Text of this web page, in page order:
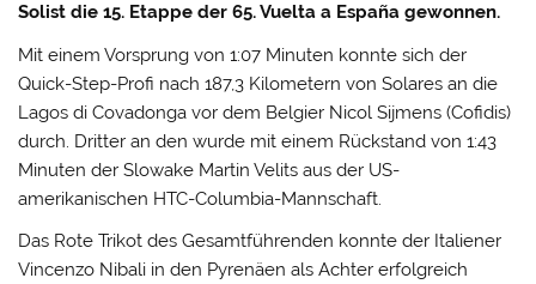
Solist die 15. Etappe der 65. Vuelta a España gewonnen.
Mit einem Vorsprung von 1:07 Minuten konnte sich der
Quick-Step-Profi nach 187,3 Kilometern von Solares an die
Lagos di Covadonga vor dem Belgier Nicol Sijmens (Cofidis)
durch. Dritter an den wurde mit einem Rückstand von 1:43
Minuten der Slowake Martin Velits aus der US-
amerikanischen HTC-Columbia-Mannschaft.
Das Rote Trikot des Gesamtführenden konnte der Italiener
Vincenzo Nibali in den Pyrenäen als Achter erfolgreich